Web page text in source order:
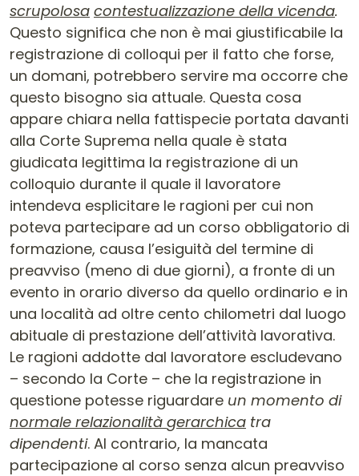
scrupolosa contestualizzazione della vicenda.
Questo significa che non è mai giustificabile la
registrazione di colloqui per il fatto che forse,
un domani, potrebbero servire ma occorre che
questo bisogno sia attuale. Questa cosa
appare chiara nella fattispecie portata davanti
alla Corte Suprema nella quale è stata
giudicata legittima la registrazione di un
colloquio durante il quale il lavoratore
intendeva esplicitare le ragioni per cui non
poteva partecipare ad un corso obbligatorio di
formazione, causa l’esiguità del termine di
preavviso (meno di due giorni), a fronte di un
evento in orario diverso da quello ordinario e in
una località ad oltre cento chilometri dal luogo
abituale di prestazione dell’attività lavorativa.
Le ragioni addotte dal lavoratore escludevano
– secondo la Corte – che la registrazione in
questione potesse riguardare un momento di
normale relazionalità gerarchica tra
dipendenti. Al contrario, la mancata
partecipazione al corso senza alcun preavviso